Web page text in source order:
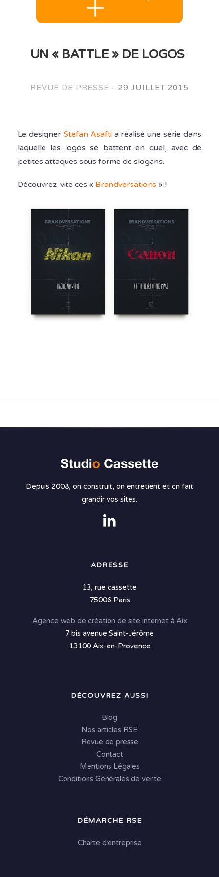
UN « BATTLE » DE LOGOS
REVUE DE PRESSE - 29 JUILLET 2015
Le designer Stefan Asaftia réalisé une série dans
laquelle les logos se battent en duel, avec de
petites attaques sous forme de slogans.
Découvrez-vite ces « Brandversations » !
Depuis 2008, on construit, on entretient et on fait
grandir vos sites.
ADRESSE
13, rue cassette
75006 Paris
Agence web de création de site internet à Aix
7 bis avenue Saint-Jérôme
13100 Aix-en-Provence
DÉCOUVREZ AUSSI
Blog
Nos articles RSE
Revue de presse
Contact
Mentions Légales
Conditions Générales de vente
DÉMARCHE RSE
Charte d’entreprise